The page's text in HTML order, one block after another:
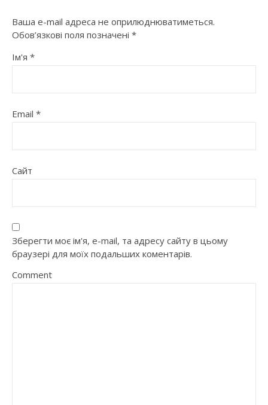
Ваша e-mail адреса не оприлюднюватиметься.
Обов’язкові поля позначені *
Ім'я *
Email *
Сайт
Зберегти моє ім'я, e-mail, та адресу сайту в цьому
браузері для моїх подальших коментарів.
Comment